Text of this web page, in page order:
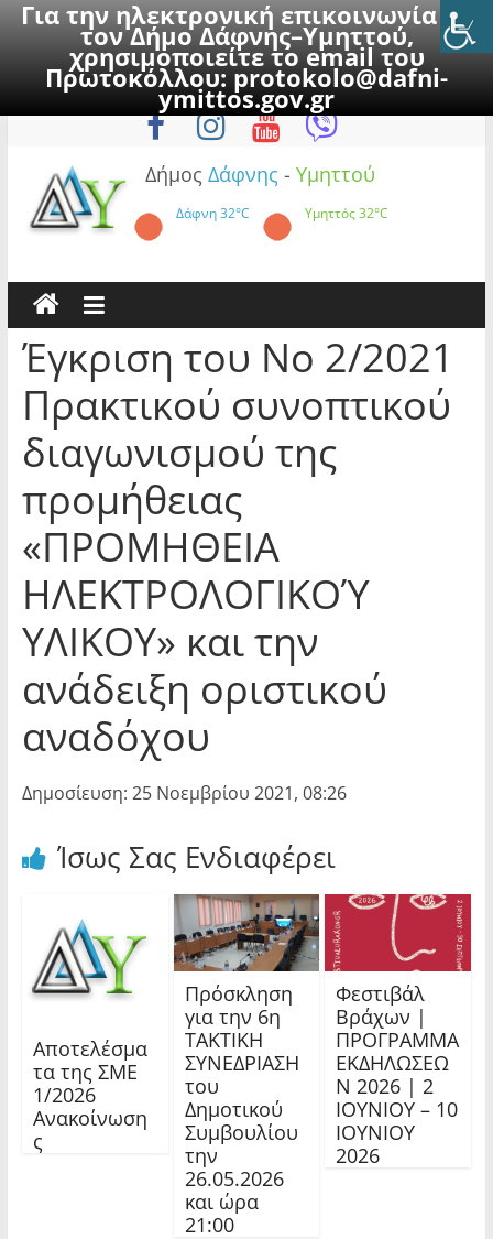
Για την ηλεκτρονική επικοινωνία με
τον Δήμο Δάφνης–Υμηττού,
χρησιμοποιείτε το email του
Πρωτοκόλλου:protokolo@dafni-
ymittos.gov.gr
to
Πέμπτη, 6 Αυγούστου 2026
Δήμος Δάφνης - Υμηττού
Δάφνη32°C Υμηττός32°C
Έγκριση του Νο 2/2021
Πρακτικού συνοπτικού
διαγωνισμού της
προμήθειας
«ΠΡΟΜΗΘΕΙΑ
ΗΛΕΚΤΡΟΛΟΓΙΚΟΎ
ΥΛΙΚΟΥ» και την
ανάδειξη οριστικού
αναδόχου
Δημοσίευση: 25 Νοεμβρίου 2021, 08:26
Ίσως Σας Ενδιαφέρει
Αποτελέσμα
τα της ΣΜΕ
1/2026
Ανακοίνωση
ς
Πρόσκληση
για την 6η
ΤΑΚΤΙΚΗ
ΣΥΝΕΔΡΙΑΣΗ
του
Δημοτικού
Συμβουλίου
την
26.05.2026
και ώρα
21:00
Φεστιβάλ
Βράχων |
ΠΡΟΓΡΑΜΜΑ
ΕΚΔΗΛΩΣΕΩ
Ν 2026 | 2
ΙΟΥΝΙΟΥ – 10
ΙΟΥΝΙΟΥ
2026